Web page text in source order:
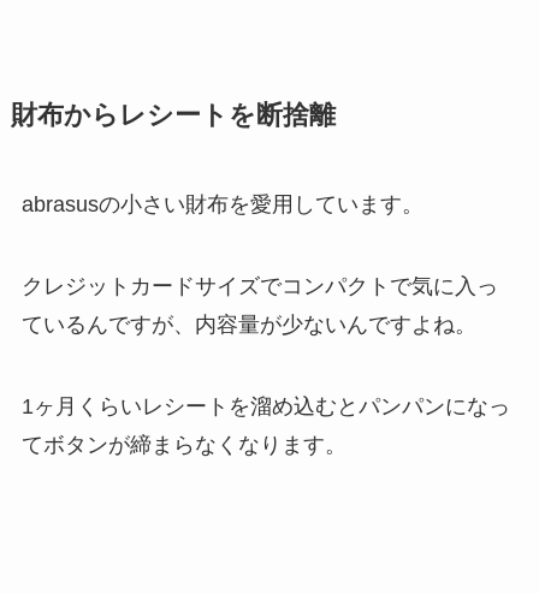
財布からレシートを断捨離
abrasusの小さい財布を愛用しています。
クレジットカードサイズでコンパクトで気に入っ
ているんですが、内容量が少ないんですよね。
1ヶ月くらいレシートを溜め込むとパンパンになっ
てボタンが締まらなくなります。